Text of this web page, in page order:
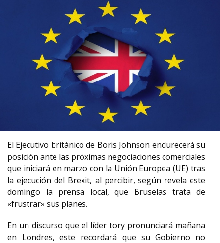
El Ejecutivo británico de Boris Johnson endurecerá su
posición ante las próximas negociaciones comerciales
que iniciará en marzo con la Unión Europea (UE) tras
la ejecución del Brexit, al percibir, según revela este
domingo la prensa local, que Bruselas trata de
«frustrar» sus planes.
En un discurso que el líder tory pronunciará mañana
en Londres, este recordará que su Gobierno no